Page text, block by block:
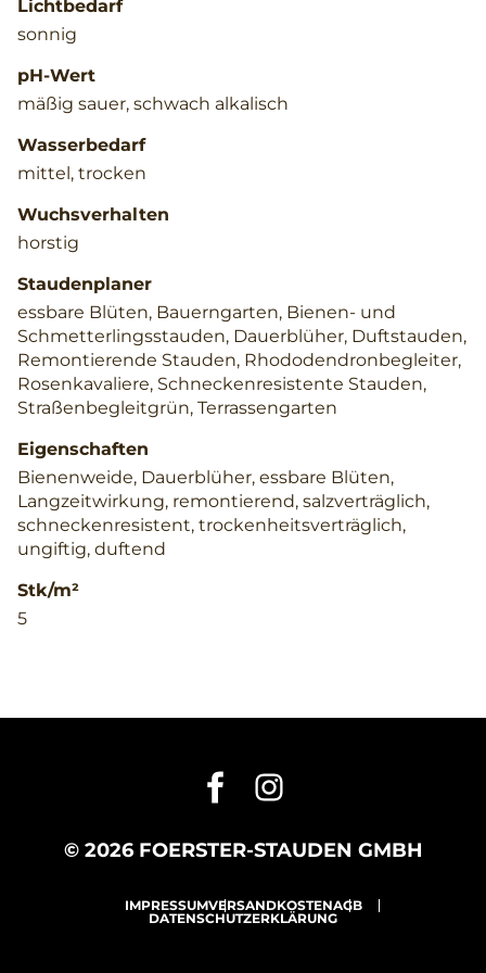
Lichtbedarf
sonnig
pH-Wert
mäßig sauer, schwach alkalisch
Wasserbedarf
mittel, trocken
Wuchsverhalten
horstig
Staudenplaner
essbare Blüten, Bauerngarten, Bienen- und
Schmetterlingsstauden, Dauerblüher, Duftstauden,
Remontierende Stauden, Rhododendronbegleiter,
Rosenkavaliere, Schneckenresistente Stauden,
Straßenbegleitgrün, Terrassengarten
Eigenschaften
Bienenweide, Dauerblüher, essbare Blüten,
Langzeitwirkung, remontierend, salzverträglich,
schneckenresistent, trockenheitsverträglich,
ungiftig, duftend
Stk/m²
5
© 2026 FOERSTER-STAUDEN GMBH
IMPRESSUMVERSANDKOSTENAGB
DATENSCHUTZERKLÄRUNG